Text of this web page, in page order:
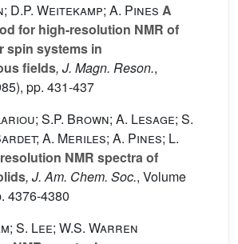
D.P. Weitekamp; A. Pines A
for high-resolution NMR of
spin systems in
fields, J. Magn. Reson.,
pp. 431-437
S.P. Brown; A. Lesage; S.
A. Meriles; A. Pines; L.
NMR spectra of
, J. Am. Chem. Soc., Volume
4376-4380
S. Lee; W.S. Warren